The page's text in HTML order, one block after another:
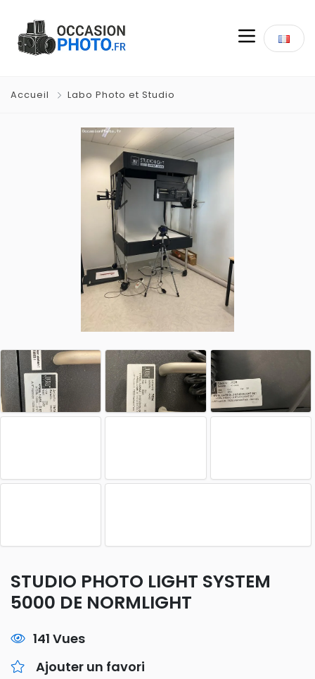
Accueil Labo Photo et Studio
STUDIO PHOTO LIGHT SYSTEM
5000 DE NORMLIGHT
141 Vues
Ajouter un favori